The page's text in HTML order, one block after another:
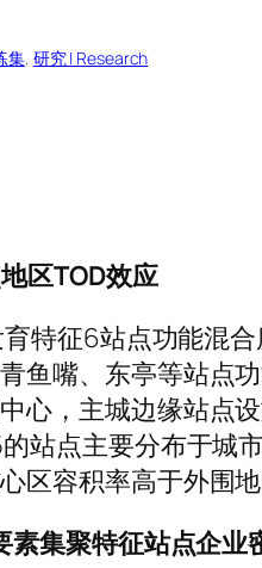
集, 研究 | Research
区TOD效应
特征6站点功能混
鱼嘴、东亭等站点
心，主城边缘站点
站点主要分布于城
区容积率高于外围
集聚特征站点企业